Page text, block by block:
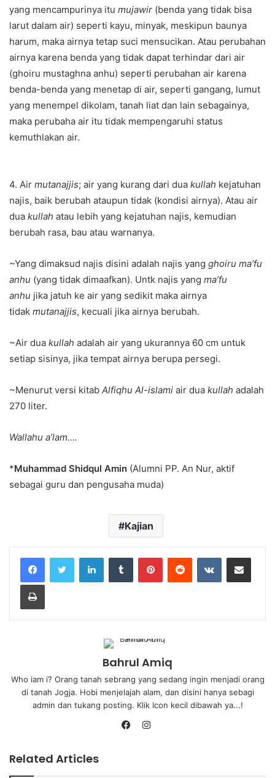
yang mencampurinya itu mujawir (benda yang tidak bisa
larut dalam air) seperti kayu, minyak, meskipun baunya
harum, maka airnya tetap suci mensucikan. Atau perubahan
airnya karena benda yang tidak dapat terhindar dari air
(ghoiru mustaghna anhu) seperti perubahan air karena
benda-benda yang menetap di air, seperti gangang, lumut
yang menempel dikolam, tanah liat dan lain sebagainya,
maka perubaha air itu tidak mempengaruhi status
kemuthlakan air.
4. Air mutanajjis; air yang kurang dari dua kullah kejatuhan
najis, baik berubah ataupun tidak (kondisi airnya). Atau air
dua kullah atau lebih yang kejatuhan najis, kemudian
berubah rasa, bau atau warnanya.
~Yang dimaksud najis disini adalah najis yang ghoiru ma’fu
anhu (yang tidak dimaafkan). Untk najis yang ma’fu
anhu jika jatuh ke air yang sedikit maka airnya
tidak mutanajjis, kecuali jika airnya berubah.
~Air dua kullah adalah air yang ukurannya 60 cm untuk
setiap sisinya, jika tempat airnya berupa persegi.
~Menurut versi kitab Alfiqhu Al-islami air dua kullah adalah
270 liter.
Wallahu a’lam….
*Muhammad Shidqul Amin (Alumni PP. An Nur, aktif
sebagai guru dan pengusaha muda)
Kajian
Bahrul Amiq
Who iam i? Orang tanah sebrang yang sedang ingin menjadi orang
di tanah Jogja. Hobi menjelajah alam, dan disini hanya sebagi
admin dan tukang posting. Klik Icon kecil dibawah ya...!
Related Articles